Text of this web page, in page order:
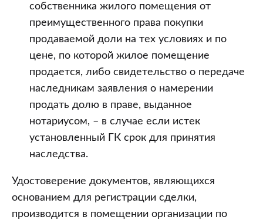
собственника жилого помещения от
преимущественного права покупки
продаваемой доли на тех условиях и по
цене, по которой жилое помещение
продается, либо свидетельство о передаче
наследникам заявления о намерении
продать долю в праве, выданное
нотариусом, – в случае если истек
установленный ГК срок для принятия
наследства.
Удостоверение документов, являющихся
основанием для регистрации сделки,
производится в помещении организации по